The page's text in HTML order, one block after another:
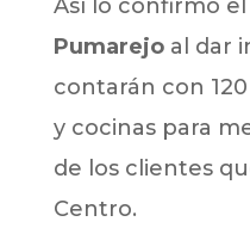
Así lo confirmó el
Pumarejoal dar
contarán con
y cocinas para
de los clientes
Centro.